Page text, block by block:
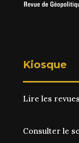
Kiosque
Lire les revues
Consulter le